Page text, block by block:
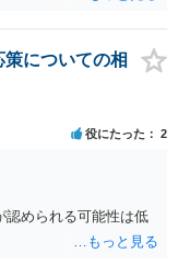
らず、事前同意を取得
又は本人のアカウント
すまし購入・転売が行
ありません。しか
を検出しても販売を
の対策を怠ったとし
られる可能性があり
必要な方向性です。
ト購入の廃止は購入者
あることまでは確認
ビューは特に重要で
についての相
役にたった 2
認められる可能性は低